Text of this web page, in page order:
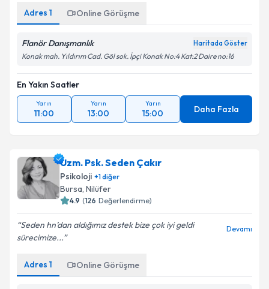
Adres 1 Online Görüşme
Flanör Danışmanlık Haritada Göster
Konak mah. Yıldırım Cad. Göl sok. İpçi Konak No:4 Kat:2 Daire no:16
En Yakın Saatler
Yarın
11:00
Yarın
13:00
Yarın
15:00 Daha Fazla
Uzm. Psk. Seden Çakır
Psikoloji +1diğer
Bursa, Nilüfer
4.9 (126 Değerlendirme)
Seden hn’dan aldığımız destek bize çok iyi geldi
sürecimize...
Devamı
Adres 1 Online Görüşme